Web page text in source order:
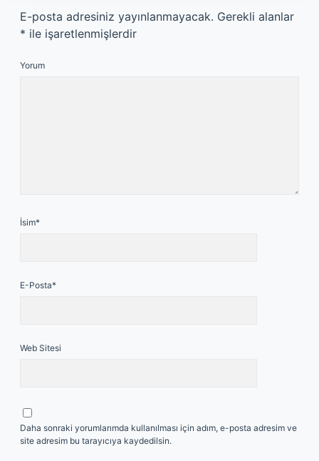
E-posta adresiniz yayınlanmayacak. Gerekli alanlar
* ile işaretlenmişlerdir
Yorum
İsim*
E-Posta*
Web Sitesi
Daha sonraki yorumlarımda kullanılması için adım, e-posta adresim ve
site adresim bu tarayıcıya kaydedilsin.